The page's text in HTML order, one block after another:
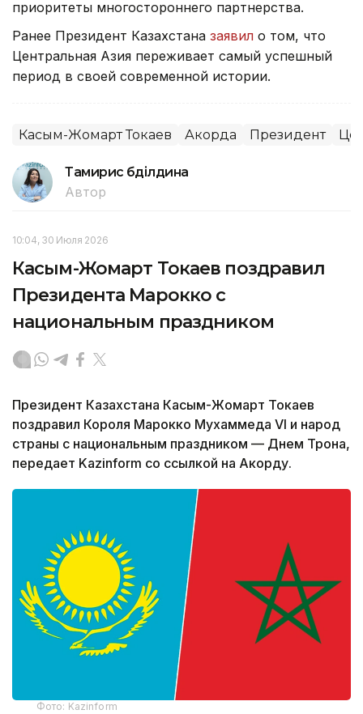
приоритеты многостороннего партнерства.
Ранее Президент Казахстана заявил о том, что
Центральная Азия переживает самый успешный
период в своей современной истории.
Касым-Жомарт Токаев Акорда Президент
Тамирис Әбділдина
Автор
10:04, 30 Июля 2026
Касым-Жомарт Токаев поздравил
Президента Марокко с
национальным праздником
Президент Казахстана Касым-Жомарт Токаев
поздравил Короля Марокко Мухаммеда VI и народ
страны с национальным праздником — Днем Трона,
передает Kazinform со ссылкой на Акорду.
Фото: Kazinform